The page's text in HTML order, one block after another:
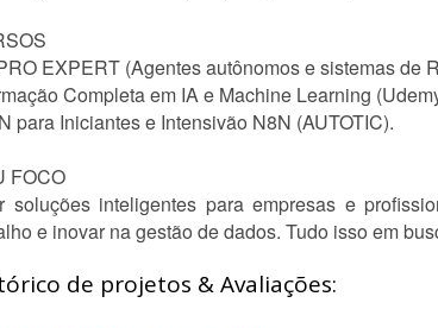
EXPERT (Agentes autônomos e sistemas de
Completa em IA e Machine Learning
para Iniciantes e Intensivão N8N (AUTOTIC).
FOCO
soluções inteligentes para empresas e
e inovar na gestão de dados. Tudo isso em
de projetos & Avaliações: